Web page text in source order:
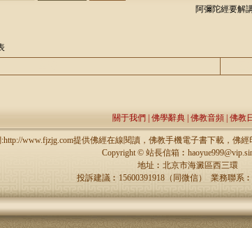
阿彌陀經要解
關于我們 佛學辭典 佛教音頻 佛教
www.fjzjg.com提供佛經在線閱讀，佛教手機電子書下載，佛
Copyright © 站長信箱
地址︰北京市海澱區西三環
投訴建議︰15600391918（同微信） 業務聯系